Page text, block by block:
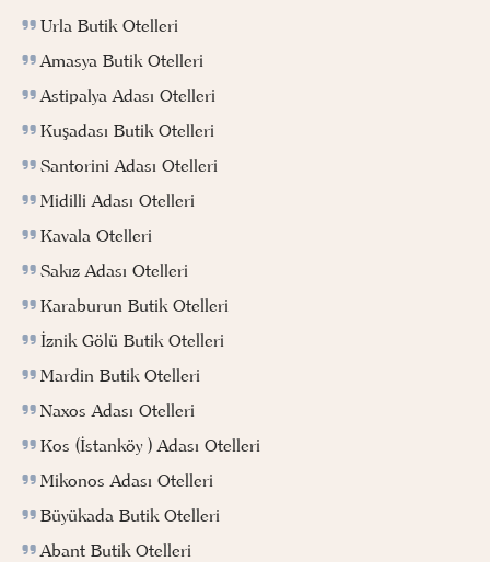
Urla Butik Otelleri
Amasya Butik Otelleri
Astipalya Adası Otelleri
Kuşadası Butik Otelleri
Santorini Adası Otelleri
Midilli Adası Otelleri
Kavala Otelleri
Sakız Adası Otelleri
Karaburun Butik Otelleri
İznik Gölü Butik Otelleri
Mardin Butik Otelleri
Naxos Adası Otelleri
Kos (İstanköy ) Adası Otelleri
Mikonos Adası Otelleri
Büyükada Butik Otelleri
Abant Butik Otelleri